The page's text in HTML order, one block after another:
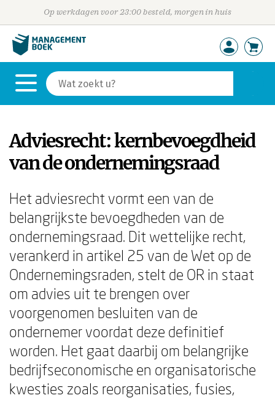
Op werkdagen voor 23:00 besteld, morgen in huis
Adviesrecht: kernbevoegdheid
van de ondernemingsraad
Het adviesrecht vormt een van de
belangrijkste bevoegdheden van de
ondernemingsraad. Dit wettelijke recht,
verankerd in artikel 25 van de Wet op de
Ondernemingsraden, stelt de OR in staat
om advies uit te brengen over
voorgenomen besluiten van de
ondernemer voordat deze definitief
worden. Het gaat daarbij om belangrijke
bedrijfseconomische en organisatorische
kwesties zoals reorganisaties, fusies,